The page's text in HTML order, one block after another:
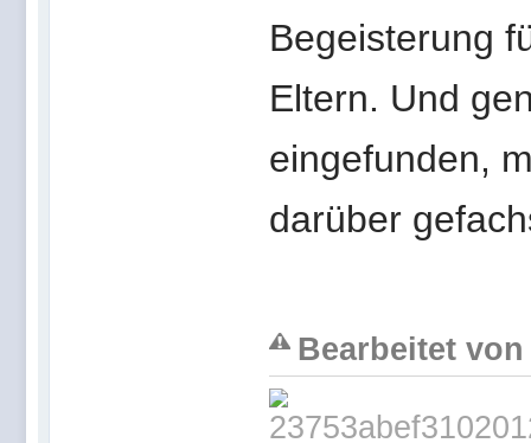
Begeisterung
Eltern. Und
eingefunden,
darüber
Bearbeitet von